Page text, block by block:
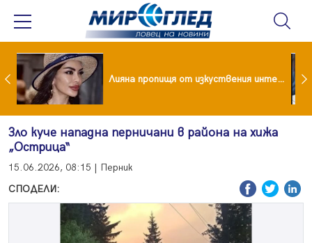
Лияна пропищя от изкуствения интелект Драма вместо щастие: Звезда от "Татковци" е в болница с високорискова бременност
Зло куче нападна перничани в района на хижа
„Острица“
15.06.2026, 08:15 | Перник
СПОДЕЛИ: